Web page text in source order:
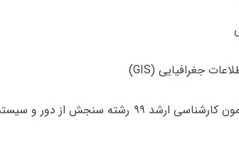
برای دانلود دفترچه سوالات آزمون کارشناسی ارشد ۹۹